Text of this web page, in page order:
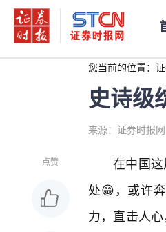
您当前的位置：
史诗级
来源：证券时报网
点赞
在中国
处😁，或许
力，直击人